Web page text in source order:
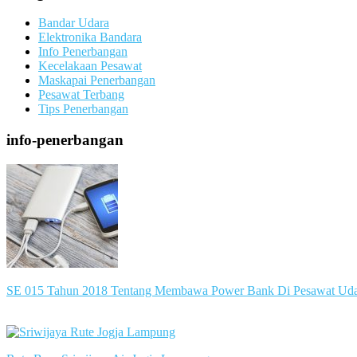
Bandar Udara
Elektronika Bandara
Info Penerbangan
Kecelakaan Pesawat
Maskapai Penerbangan
Pesawat Terbang
Tips Penerbangan
info-penerbangan
SE 015 Tahun 2018 Tentang Membawa Power Bank Di Pesawat